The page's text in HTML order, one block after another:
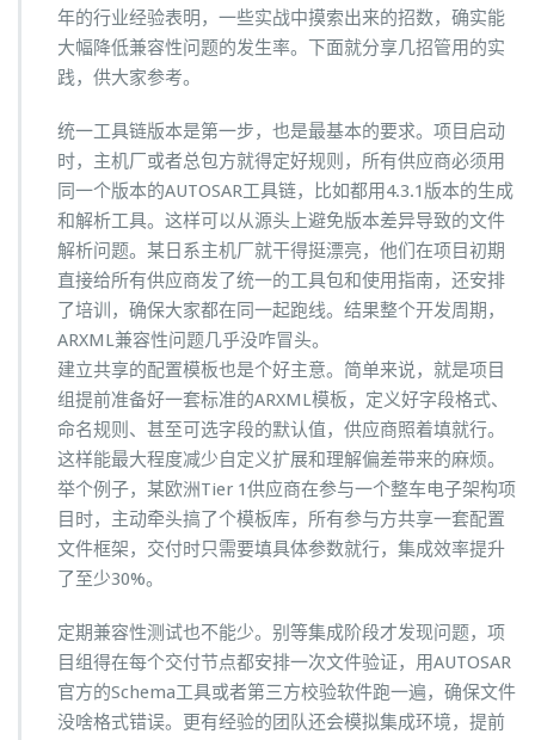
年的行业经验表明，一些实战中摸索出来的招数，确实能
大幅降低兼容性问题的发生率。下面就分享几招管用的实
践，供大家参考。
统一工具链版本是第一步，也是最基本的要求。项目启动
时，主机厂或者总包方就得定好规则，所有供应商必须用
同一个版本的AUTOSAR工具链，比如都用4.3.1版本的生成
和解析工具。这样可以从源头上避免版本差异导致的文件
解析问题。某日系主机厂就干得挺漂亮，他们在项目初期
直接给所有供应商发了统一的工具包和使用指南，还安排
了培训，确保大家都在同一起跑线。结果整个开发周期，
ARXML兼容性问题几乎没咋冒头。
建立共享的配置模板也是个好主意。简单来说，就是项目
组提前准备好一套标准的ARXML模板，定义好字段格式、
命名规则、甚至可选字段的默认值，供应商照着填就行。
这样能最大程度减少自定义扩展和理解偏差带来的麻烦。
举个例子，某欧洲Tier 1供应商在参与一个整车电子架构项
目时，主动牵头搞了个模板库，所有参与方共享一套配置
文件框架，交付时只需要填具体参数就行，集成效率提升
了至少30%。
定期兼容性测试也不能少。别等集成阶段才发现问题，项
目组得在每个交付节点都安排一次文件验证，用AUTOSAR
官方的Schema工具或者第三方校验软件跑一遍，确保文件
没啥格式错误。更有经验的团队还会模拟集成环境，提前